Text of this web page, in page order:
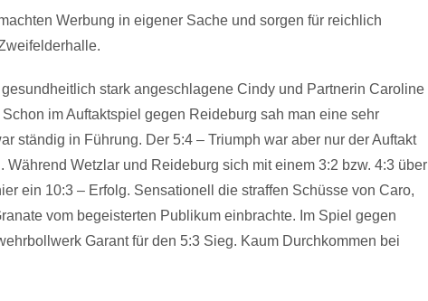
Werbung in eigener Sache und sorgen für reichlich
stark angeschlagene Cindy und Partnerin Caroline
im Auftaktspiel gegen Reideburg sah man eine sehr
ständig in Führung. Der 5:4 – Triumph war aber nur der Auftakt
Wetzlar und Reideburg sich mit einem 3:2 bzw. 4:3 über
ein 10:3 – Erfolg. Sensationell die straffen Schüsse von Caro,
vom begeisterten Publikum einbrachte. Im Spiel gegen
Garant für den 5:3 Sieg. Kaum Durchkommen bei